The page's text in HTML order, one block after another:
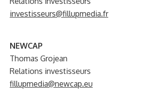
investisseurs@fillupmedia.fr
NEWCAP
Thomas Grojean
Relations investisseurs
fillupmedia@newcap.eu